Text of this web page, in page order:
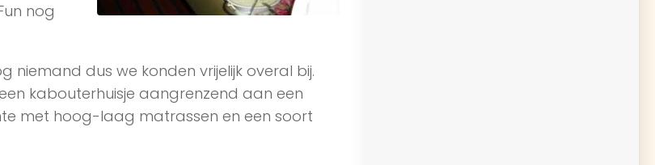
nog
niemand dus we konden vrijelijk overal bij.
kabouterhuisje aangrenzend aan een
met hoog-laag matrassen en een soort